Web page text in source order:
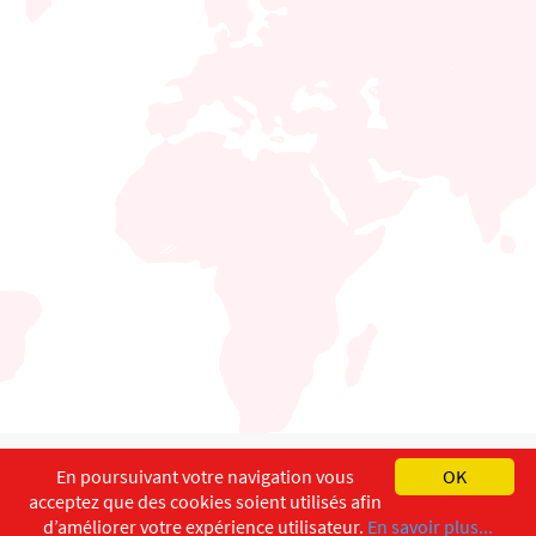
English Français
Copyright ©ISEC-AdW Impressum
OK
En poursuivant votre navigation vous
acceptez que des cookies soient utilisés afin
d’améliorer votre expérience utilisateur. En savoir plus...